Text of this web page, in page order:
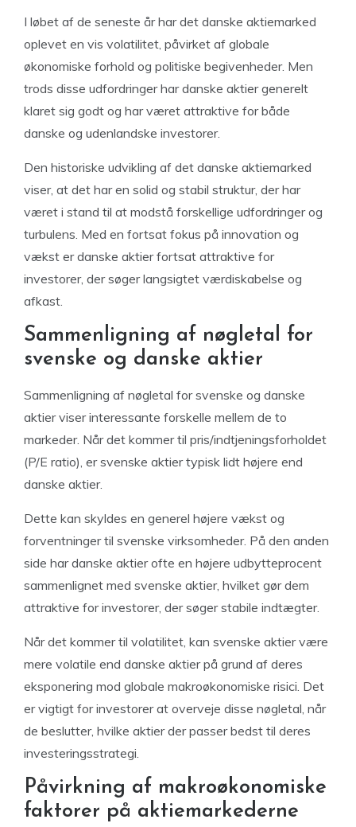
I løbet af de seneste år har det danske aktiemarked
oplevet en vis volatilitet, påvirket af globale
økonomiske forhold og politiske begivenheder. Men
trods disse udfordringer har danske aktier generelt
klaret sig godt og har været attraktive for både
danske og udenlandske investorer.
Den historiske udvikling af det danske aktiemarked
viser, at det har en solid og stabil struktur, der har
været i stand til at modstå forskellige udfordringer og
turbulens. Med en fortsat fokus på innovation og
vækst er danske aktier fortsat attraktive for
investorer, der søger langsigtet værdiskabelse og
afkast.
Sammenligning af nøgletal for
svenske og danske aktier
Sammenligning af nøgletal for svenske og danske
aktier viser interessante forskelle mellem de to
markeder. Når det kommer til pris/indtjeningsforholdet
(P/E ratio), er svenske aktier typisk lidt højere end
danske aktier.
Dette kan skyldes en generel højere vækst og
forventninger til svenske virksomheder. På den anden
side har danske aktier ofte en højere udbytteprocent
sammenlignet med svenske aktier, hvilket gør dem
attraktive for investorer, der søger stabile indtægter.
Når det kommer til volatilitet, kan svenske aktier være
mere volatile end danske aktier på grund af deres
eksponering mod globale makroøkonomiske risici. Det
er vigtigt for investorer at overveje disse nøgletal, når
de beslutter, hvilke aktier der passer bedst til deres
investeringsstrategi.
Påvirkning af makroøkonomiske
faktorer på aktiemarkederne